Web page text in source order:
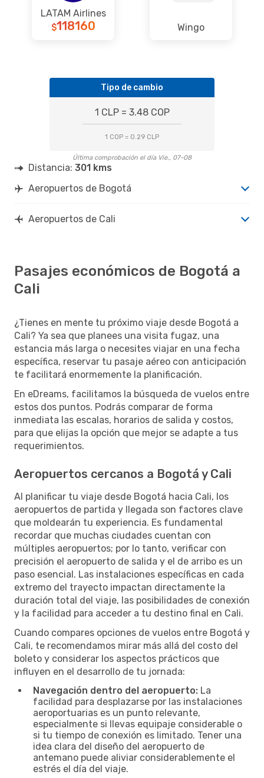
LATAM Airlines
118160
$ Wingo
Tipo de cambio
1 CLP = 3.48 COP
1 COP = 0.29 CLP
Última comprobación el día Vie., 07-08
Distancia: 301 kms
Aeropuertos de Bogotá
Aeropuertos de Cali
Pasajes económicos de Bogotá a
Cali
¿Tienes en mente tu próximo viaje desde Bogotá a
Cali? Ya sea que planees una visita fugaz, una
estancia más larga o necesites viajar en una fecha
específica, reservar tu pasaje aéreo con anticipación
te facilitará enormemente la planificación.
En eDreams, facilitamos la búsqueda de vuelos entre
estos dos puntos. Podrás comparar de forma
inmediata las escalas, horarios de salida y costos,
para que elijas la opción que mejor se adapte a tus
requerimientos.
Aeropuertos cercanos a Bogotá y Cali
Al planificar tu viaje desde Bogotá hacia Cali, los
aeropuertos de partida y llegada son factores clave
que moldearán tu experiencia. Es fundamental
recordar que muchas ciudades cuentan con
múltiples aeropuertos; por lo tanto, verificar con
precisión el aeropuerto de salida y el de arribo es un
paso esencial. Las instalaciones específicas en cada
extremo del trayecto impactan directamente la
duración total del viaje, las posibilidades de conexión
y la facilidad para acceder a tu destino final en Cali.
Cuando compares opciones de vuelos entre Bogotá y
Cali, te recomendamos mirar más allá del costo del
boleto y considerar los aspectos prácticos que
influyen en el desarrollo de tu jornada:
Navegación dentro del aeropuerto: La
facilidad para desplazarse por las instalaciones
aeroportuarias es un punto relevante,
especialmente si llevas equipaje considerable o
si tu tiempo de conexión es limitado. Tener una
idea clara del diseño del aeropuerto de
antemano puede aliviar considerablemente el
estrés el día del viaje.